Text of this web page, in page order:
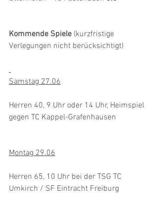
Kommende Spiele (kurzfristige
Verlegungen nicht berücksichtigt)
Samstag 27.06
Herren 40, 9 Uhr oder 14 Uhr, Heimspiel
gegen TC Kappel-Grafenhausen
Montag 29.06
Herren 65, 10 Uhr bei der TSG TC
Umkirch / SF Eintracht Freiburg